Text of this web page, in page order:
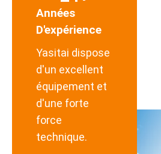
Années
D'expérience
Yasitai dispose
d'un excellent
équipement et
d'une forte
force
technique.